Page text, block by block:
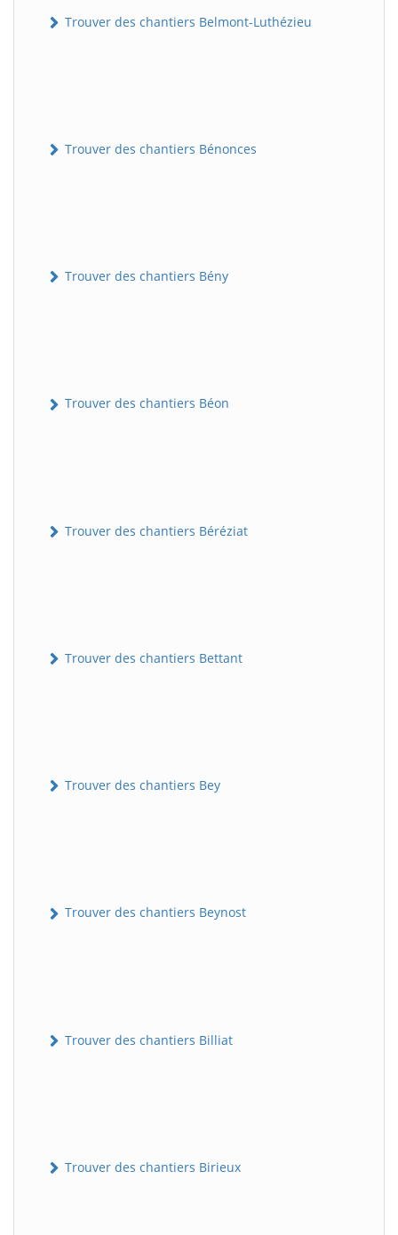
Trouver des chantiers Belmont-Luthézieu
Trouver des chantiers Bénonces
Trouver des chantiers Bény
Trouver des chantiers Béon
Trouver des chantiers Béréziat
Trouver des chantiers Bettant
Trouver des chantiers Bey
Trouver des chantiers Beynost
Trouver des chantiers Billiat
Trouver des chantiers Birieux